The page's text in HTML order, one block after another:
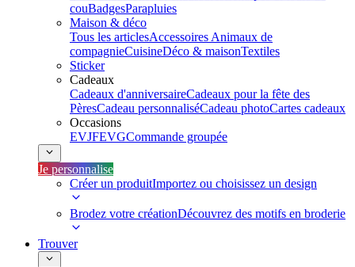
couBadgesParapluies
Maison & déco
Tous les articlesAccessoires Animaux de
compagnieCuisineDéco & maisonTextiles
Sticker
Cadeaux
Cadeaux d'anniversaireCadeaux pour la fête des
PèresCadeau personnaliséCadeau photoCartes cadeaux
Occasions
EVJFEVGCommande groupée
Je personnalise
Créer un produitImportez ou choisissez un design
Brodez votre créationDécouvrez des motifs en broderie
Trouver